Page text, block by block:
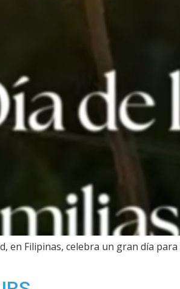
en Filipinas, celebra un gran día